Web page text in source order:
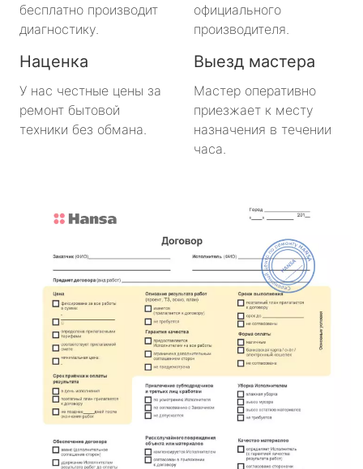
бесплатно производит
диагностику.
официального
производителя.
Наценка
У нас честные цены за
ремонт бытовой
техники без обмана.
Выезд мастера
Мастер оперативно
приезжает к месту
назначения в течении
часа.